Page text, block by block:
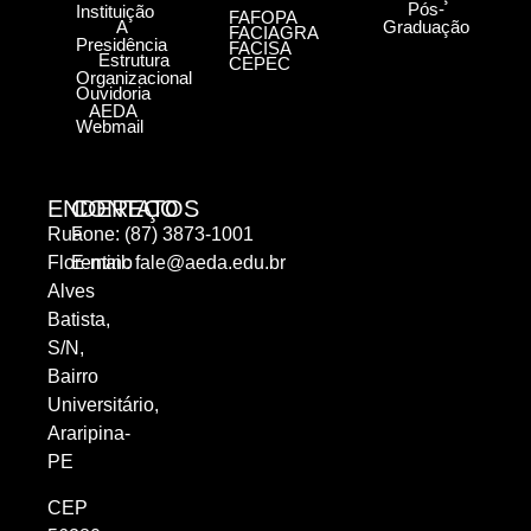
ENDEREÇO
Rua
Florentino
Alves
Batista,
S/N,
Bairro
Universitário,
Araripina-
PE
CEP
CONTATOS
Fone: (87) 3873-1001
E-mail:fale@aeda.edu.br
Instituição
A
Presidência
Estrutura
Organizacional
Ouvidoria
AEDA
Webmail
FAFOPA
FACIAGRA
FACISA
CEPEC
Pós-
Graduação